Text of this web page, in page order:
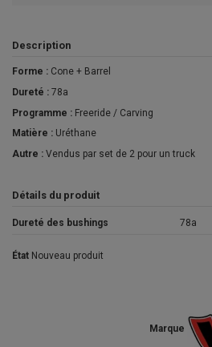
Description
Forme : Cone + Barrel
Dureté : 78a
Programme : Freeride / Carving
Matière : Uréthane
Autre : Vendus par set de 2 pour un truck
Détails du produit
Dureté des bushings 78a
Marque
État Nouveau produit